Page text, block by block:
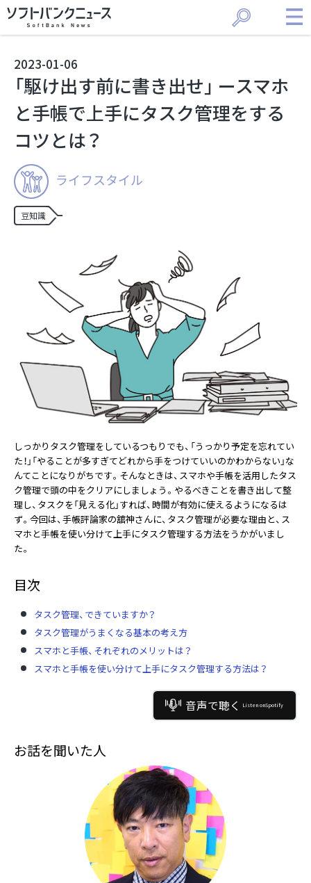
2023-01-06
「駆け出す前に書き出せ」 ースマホ
と手帳で上手にタスク管理をする
コツとは？
ライフスタイル
豆知識
しっかりタスク管理をしているつもりでも、「うっかり予定を忘れてい
た！」「やることが多すぎてどれから手をつけていいのかわからない」な
んてことになりがちです。そんなときは、スマホや手帳を活用したタス
ク管理で頭の中をクリアにしましょう。やるべきことを書き出して整
理し、タスクを「見える化」すれば、時間が有効に使えるようになるは
ず。今回は、手帳評論家の舘神さんに、タスク管理が必要な理由と、ス
マホと手帳を使い分けて上手にタスク管理する方法をうかがいまし
た。
目次
タスク管理、できていますか？
タスク管理がうまくなる基本の考え方
スマホと手帳、それぞれのメリットは？
スマホと手帳を使い分けて上手にタスク管理する方法は？
音声で聴く Listen onSpotify
お話を聞いた人